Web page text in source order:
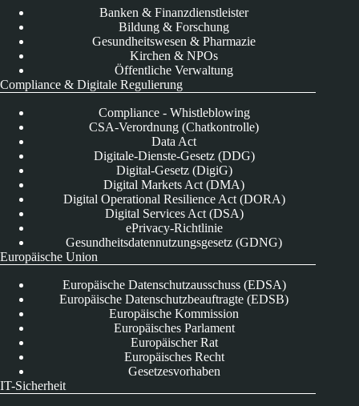
Banken & Finanzdienstleister
Bildung & Forschung
Gesundheitswesen & Pharmazie
Kirchen & NPOs
Öffentliche Verwaltung
Compliance & Digitale Regulierung
Compliance - Whistleblowing
CSA-Verordnung (Chatkontrolle)
Data Act
Digitale-Dienste-Gesetz (DDG)
Digital-Gesetz (DigiG)
Digital Markets Act (DMA)
Digital Operational Resilience Act (DORA)
Digital Services Act (DSA)
ePrivacy-Richtlinie
Gesundheitsdatennutzungsgesetz (GDNG)
Europäische Union
Europäische Datenschutzausschuss (EDSA)
Europäische Datenschutzbeauftragte (EDSB)
Europäische Kommission
Europäisches Parlament
Europäischer Rat
Europäisches Recht
Gesetzesvorhaben
IT-Sicherheit